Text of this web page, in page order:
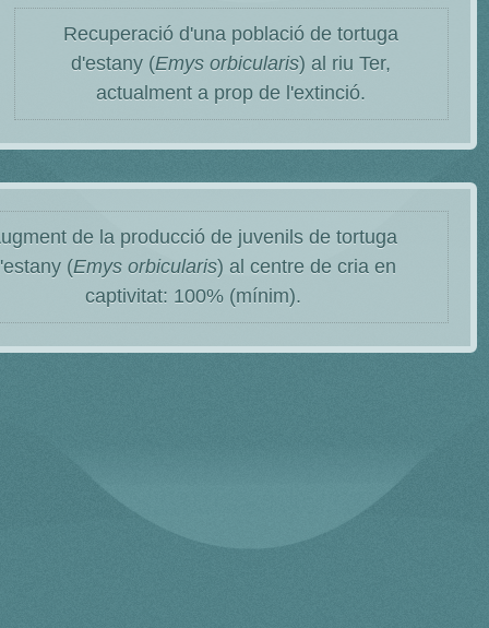
Recuperació d'una població de tortuga
d'estany (Emys orbicularis) al riu Ter,
actualment a prop de l'extinció.
de la producció de juvenils de tortuga
(Emys orbicularis) al centre de cria en
captivitat: 100% (mínim).